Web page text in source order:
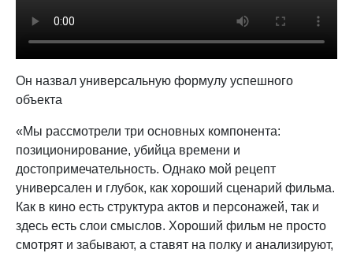
Он назвал универсальную формулу успешного
объекта
«Мы рассмотрели три основных компонента:
позиционирование, убийца времени и
достопримечательность. Однако мой рецепт
универсален и глубок, как хороший сценарий фильма.
Как в кино есть структура актов и персонажей, так и
здесь есть слои смыслов. Хороший фильм не просто
смотрят и забывают, а ставят на полку и анализируют,